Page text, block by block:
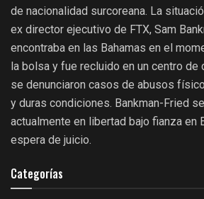
de nacionalidad surcoreana. La
ex director ejecutivo de FTX, Sam
encontraba en las Bahamas en el
la bolsa y fue recluido en un centro de
se denunciaron casos de abusos
y duras condiciones. Bankman-Fried
actualmente en libertad bajo fianza en
espera de juicio.
Categorías